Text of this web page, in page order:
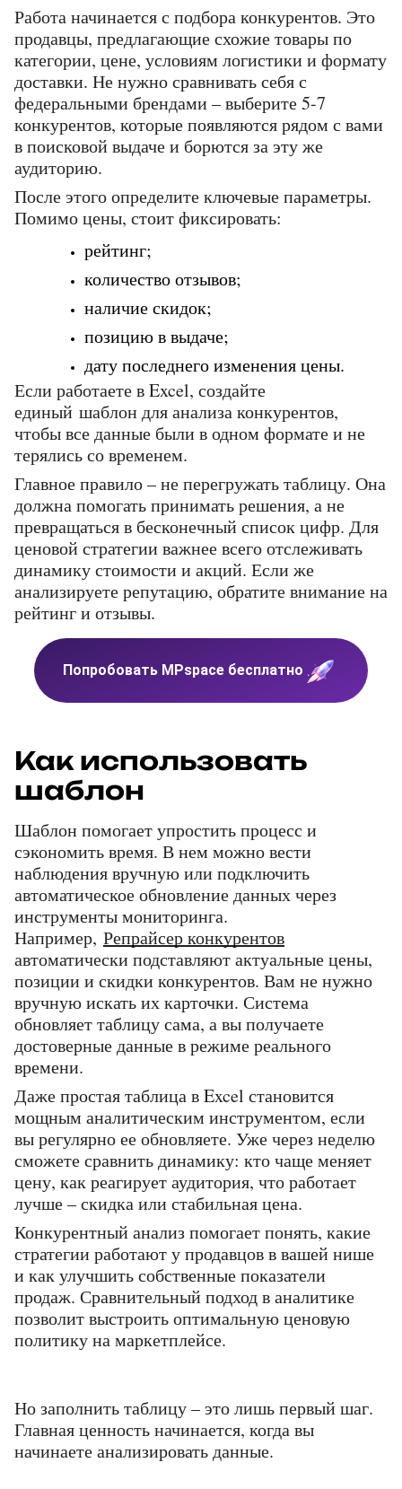
Работа начинается с подбора конкурентов. Это
продавцы, предлагающие схожие товары по
категории, цене, условиям логистики и формату
доставки. Не нужно сравнивать себя с
федеральными брендами – выберите 5-7
конкурентов, которые появляются рядом с вами
в поисковой выдаче и борются за эту же
аудиторию.
После этого определите ключевые параметры.
Помимо цены, стоит фиксировать:
рейтинг;
количество отзывов;
наличие скидок;
позицию в выдаче;
дату последнего изменения цены.
Если работаете в Excel, создайте
единый шаблон для анализа конкурентов,
чтобы все данные были в одном формате и не
терялись со временем.
Главное правило – не перегружать таблицу. Она
должна помогать принимать решения, а не
превращаться в бесконечный список цифр. Для
ценовой стратегии важнее всего отслеживать
динамику стоимости и акций. Если же
анализируете репутацию, обратите внимание на
рейтинг и отзывы.
Попробовать MPspace бесплатно
Как использовать
шаблон
Шаблон помогает упростить процесс и
сэкономить время. В нем можно вести
наблюдения вручную или подключить
автоматическое обновление данных через
инструменты мониторинга.
Например, Репрайсер конкурентов
автоматически подставляют актуальные цены,
позиции и скидки конкурентов. Вам не нужно
вручную искать их карточки. Система
обновляет таблицу сама, а вы получаете
достоверные данные в режиме реального
времени.
Даже простая таблица в Excel становится
мощным аналитическим инструментом, если
вы регулярно ее обновляете. Уже через неделю
сможете сравнить динамику: кто чаще меняет
цену, как реагирует аудитория, что работает
лучше – скидка или стабильная цена.
Конкурентный анализ помогает понять, какие
стратегии работают у продавцов в вашей нише
и как улучшить собственные показатели
продаж. Сравнительный подход в аналитике
позволит выстроить оптимальную ценовую
политику на маркетплейсе.
Но заполнить таблицу – это лишь первый шаг.
Главная ценность начинается, когда вы
начинаете анализировать данные.